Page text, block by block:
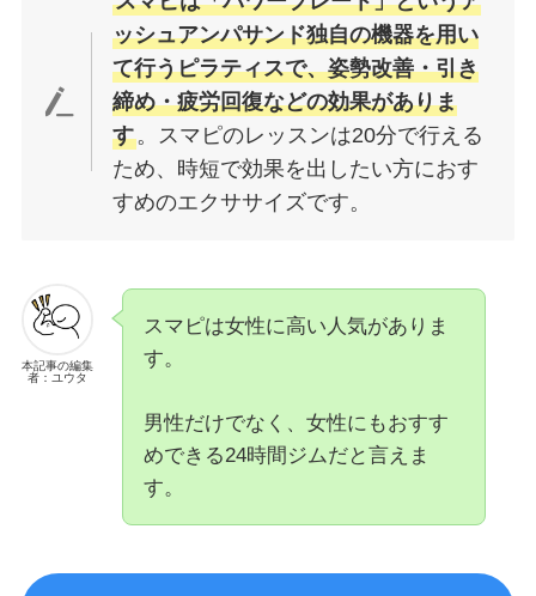
ッシュアンパサンド独自の機器を用い
て行うピラティスで、姿勢改善・引き
締め・疲労回復などの効果がありま
す。スマピのレッスンは20分で行える
ため、時短で効果を出したい方におす
すめのエクササイズです。
本記事の編集
者：ユウタ
スマピは女性に高い人気がありま
す。
男性だけでなく、女性にもおすす
めできる24時間ジムだと言えま
す。